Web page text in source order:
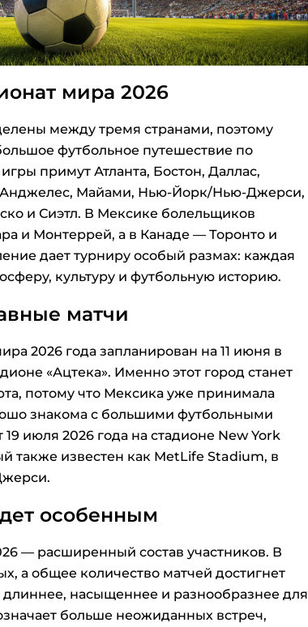
мира 2026
между тремя странами, поэтому
футбольное путешествие по
примут Атланта, Бостон, Даллас,
Анджелес, Майами, Нью-Йорк/Нью-Джерси,
и Сиэтл. В Мексике болельщиков
и Монтеррей, а в Канаде — Торонто и
дает турниру особый размах: каждая
культуру и футбольную историю.
матчи
2026 года запланирован на 11 июня в
«Ацтека». Именно этот город станет
потому что Мексика уже принимала
знакома с большими футбольными
июля 2026 года на стадионе New York
также известен как MetLife Stadium, в
особенным
— расширенный состав участников. В
а общее количество матчей достигнет
длиннее, насыщеннее и разнообразнее для
больше неожиданных встреч,